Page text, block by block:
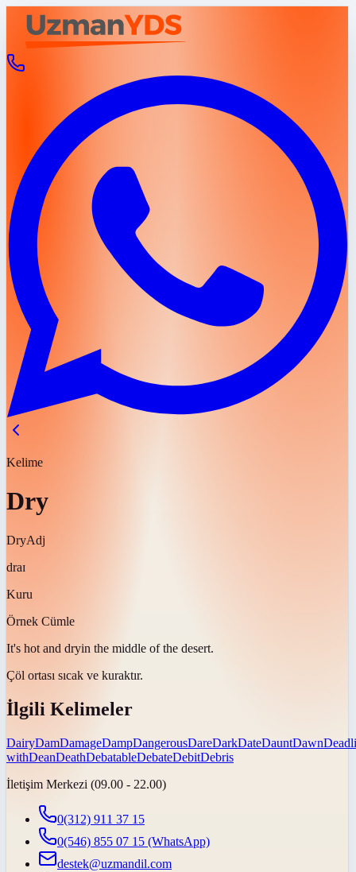
Kelime
Dry
DryAdj
draɪ
Kuru
Örnek Cümle
It's hot and dryin the middle of the desert.
Çöl ortası sıcak ve kuraktır.
İlgili Kelimeler
DairyDamDamageDampDangerousDareDarkDateDauntDawn
withDeanDeathDebatableDebateDebitDebris
İletişim Merkezi (09.00 - 22.00)
0(312) 911 37 15
0(546) 855 07 15 (WhatsApp)
destek@uzmandil.com